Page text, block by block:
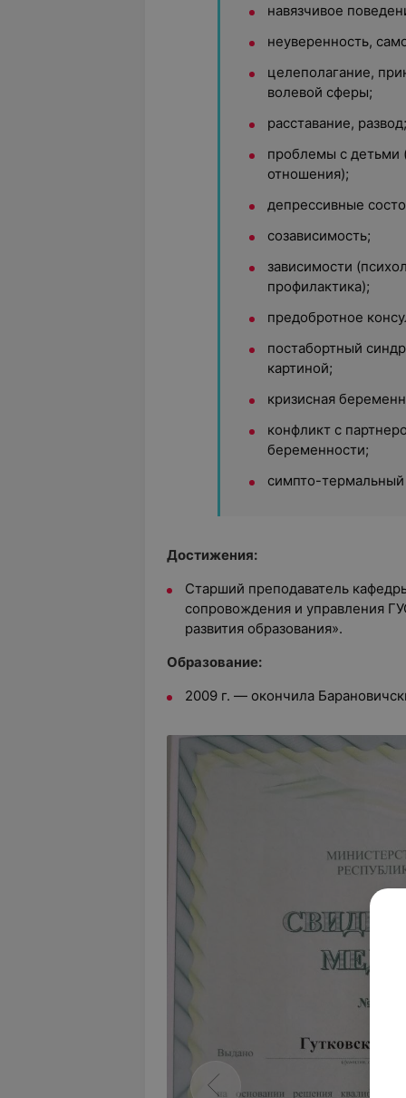
навязчивое
неуверенность,
целеполагание,
волевой сферы;
расставание, развод;
проблемы с детьми
отношения);
депрессивные
созависимость;
зависимости
профилактика);
предобротное
постабортный
картиной;
кризисная
конфликт с
беременности;
симпто-
Достижения:
Старший преподаватель
сопровождения и управления
развития образования».
Образование:
2009 г. — окончила